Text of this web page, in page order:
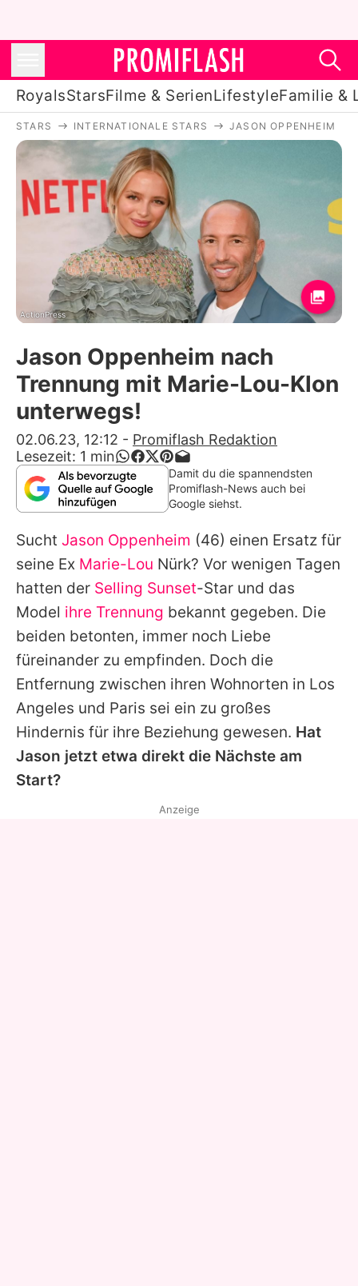
RoyalsStarsFilme & SerienLifestyleFamilie &
Royals
Stars
Filme & Serien
Lifestyle
Familie & Liebe
Promiflash Exklusiv
Alle Themen auf Promiflash
App runterladen
Team
Redaktionelle Richtlinien
Impressum
Datenschutzerklärung
Nutzungsbedingungen
Utiq verwalten
STARS INTERNATIONALE STARS JASON OPPENHEIM
ActionPress
Jason Oppenheim nach
Trennung mit Marie-Lou-Klon
unterwegs!
02.06.23, 12:12 - Promiflash Redaktion
Lesezeit: 1 min
Damit du die spannendsten
Promiflash-News auch bei
Google siehst.
Sucht Jason Oppenheim (46) einen Ersatz für
seine Ex Marie-Lou Nürk? Vor wenigen Tagen
hatten der Selling Sunset-Star und das
Model ihre Trennung bekannt gegeben. Die
beiden betonten, immer noch Liebe
füreinander zu empfinden. Doch die
Entfernung zwischen ihren Wohnorten in Los
Angeles und Paris sei ein zu großes
Hindernis für ihre Beziehung gewesen. Hat
Jason jetzt etwa direkt die Nächste am
Start?
Anzeige